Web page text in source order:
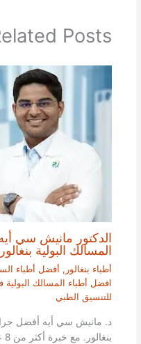
Posts
الدكتور مانيش سي
المسالك البولية
أطباء بنغالور , أفضل أطباء
افضل أطباء المسالك البولية في
للتنسيق الطبي
د. مانيش سي أيه أفضل
بنغالور. مع خبرة أكثر من 8 عاما، يعتبر الدكتور مانيش […]